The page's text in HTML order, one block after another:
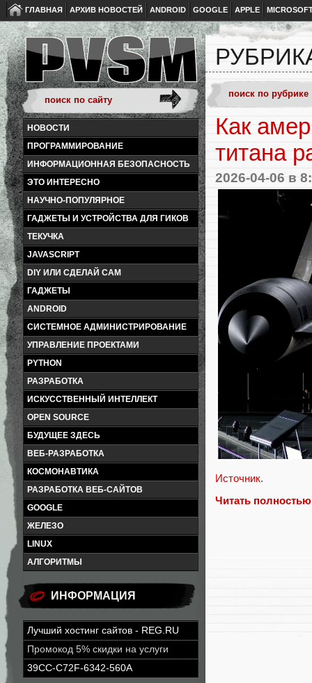
ГЛАВНАЯ АРХИВ НОВОСТЕЙ ANDROID GOOGLE APPLE
НОВОСТИ
ПРОГРАММИРОВАНИЕ
ИНФОРМАЦИОННАЯ БЕЗОПАСНОСТЬ
ЭТО ИНТЕРЕСНО
НАУЧНО-ПОПУЛЯРНОЕ
ГАДЖЕТЫ И УСТРОЙСТВА ДЛЯ ГИКОВ
ТЕКУЧКА
JAVASCRIPT
DIY ИЛИ СДЕЛАЙ САМ
ГАДЖЕТЫ
ANDROID
СИСТЕМНОЕ АДМИНИСТРИРОВАНИЕ
УПРАВЛЕНИЕ ПРОЕКТАМИ
PYTHON
РАЗРАБОТКА
ИСКУССТВЕННЫЙ ИНТЕЛЛЕКТ
OPEN SOURCE
БУДУЩЕЕ ЗДЕСЬ
ВЕБ-РАЗРАБОТКА
КОСМОНАВТИКА
РАЗРАБОТКА ВЕБ-САЙТОВ
GOOGLE
ЖЕЛЕЗО
LINUX
АЛГОРИТМЫ
ИНФОРМАЦИЯ
Лучший хостинг сайтов - REG.RU
Промокод 5% скидки на услуги
39CC-C72F-6342-560A
Как
титана
2026-04-06 в
Источник.
Читать